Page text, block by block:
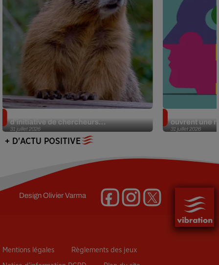
31 juillet 2026
d’initiative de chercheurs...
31 juillet 2026
ouvrent une
+ D'ACTU POSITIVE
DesignOlivier Varma
Mentions légales Règlements des jeux